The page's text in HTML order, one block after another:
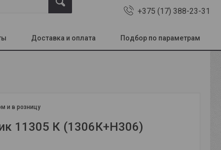
+375 (17) 388-23-31
Доставка и оплата Подбор по параметрам
и в розницу
11305 К (1306К+Н306)